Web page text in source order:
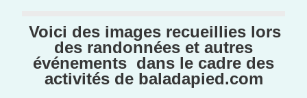
Voici des images recueillies lors
des randonnées et autres
événements dans le cadre des
activités de baladapied.com